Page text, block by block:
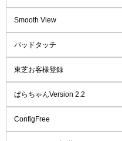
Smooth View
パッドタッチ
東芝お客様登録
ぱらちゃんVersion 2.2
ConfigFree